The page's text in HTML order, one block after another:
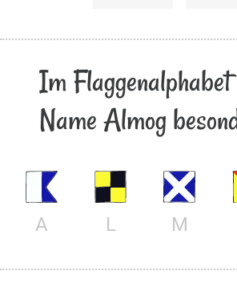
Im
Name Almog
A L M